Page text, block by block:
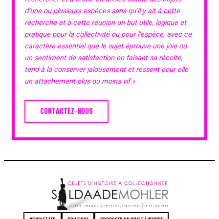
d’une ou plusieurs espèces sans qu’il y ait à cette
recherche et à cette réunion un but utile, logique et
pratique pour la collectivité ou pour l’espèce, avec ce
caractère essentiel que le sujet éprouve une joie ou
un sentiment de satisfaction en faisant sa récolte,
tend à la conserver jalousement et ressent pour elle
un attachement plus ou moins vif.»
CONTACTEZ-NOUS